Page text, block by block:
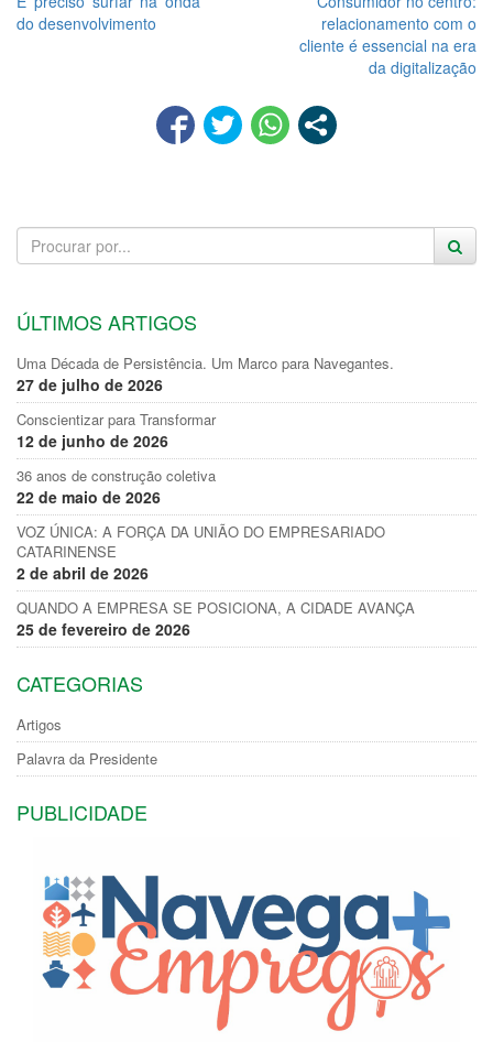
do desenvolvimento
relacionamento com o
cliente é essencial na era
da digitalização
ÚLTIMOS ARTIGOS
Uma Década de Persistência. Um Marco para Navegantes.
27 de julho de 2026
Conscientizar para Transformar
12 de junho de 2026
36 anos de construção coletiva
22 de maio de 2026
VOZ ÚNICA: A FORÇA DA UNIÃO DO EMPRESARIADO
CATARINENSE
2 de abril de 2026
QUANDO A EMPRESA SE POSICIONA, A CIDADE AVANÇA
25 de fevereiro de 2026
CATEGORIAS
Artigos
Palavra da Presidente
PUBLICIDADE